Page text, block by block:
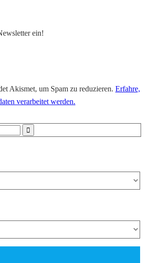
ein!
Akismet, um Spam zu reduzieren. Erfahre,
verarbeitet werden.